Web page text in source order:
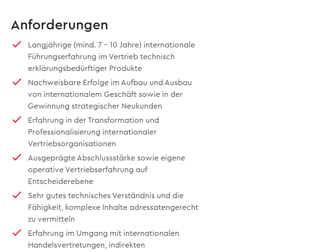
Anforderungen
Langjährige (mind. 7 - 10 Jahre) internationale
Führungserfahrung im Vertrieb technisch
erklärungsbedürftiger Produkte
Nachweisbare Erfolge im Aufbau und Ausbau
von internationalem Geschäft sowie in der
Gewinnung strategischer Neukunden
Erfahrung in der Transformation und
Professionalisierung internationaler
Vertriebsorganisationen
Ausgeprägte Abschlussstärke sowie eigene
operative Vertriebserfahrung auf
Entscheiderebene
Sehr gutes technisches Verständnis und die
Fähigkeit, komplexe Inhalte adressatengerecht
zu vermitteln
Erfahrung im Umgang mit internationalen
Handelsvertretungen, indirekten